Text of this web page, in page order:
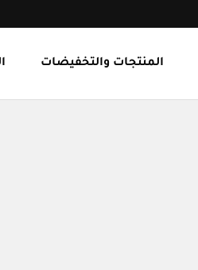
المنتجات والتخفيضات